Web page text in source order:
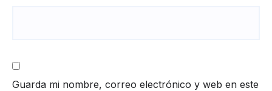
Guarda mi nombre, correo electrónico y web en este